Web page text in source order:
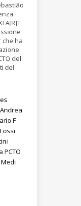
A[R]T
che ha
del
del
Andrea
F
PCTO